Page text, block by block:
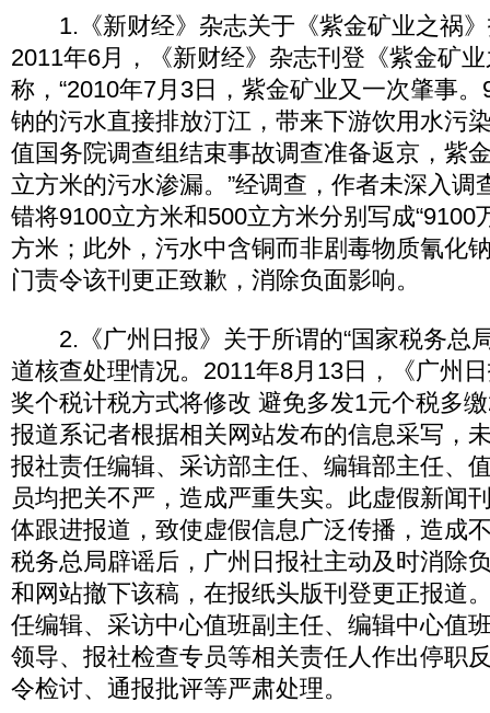
1.《新财经》杂志关于《紫金矿业之祸》
2011年6月，《新财经》杂志刊登《紫金矿
称，“2010年7月3日，紫金矿业又一次肇事
钠的污水直接排放汀江，带来下游饮用水污
值国务院调查组结束事故调查准备返京，紫
立方米的污水渗漏。”经调查，作者未深入调
错将9100立方米和500立方米分别写成“9100
方米；此外，污水中含铜而非剧毒物质氰化
门责令该刊更正致歉，消除负面影响。
2.《广州日报》关于所谓的“国家税务总
道核查处理情况。2011年8月13日，《广州
奖个税计税方式将修改 避免多发1元个税多
报道系记者根据相关网站发布的信息采写，
报社责任编辑、采访部主任、编辑部主任、
员均把关不严，造成严重失实。此虚假新闻
体跟进报道，致使虚假信息广泛传播，造成
税务总局辟谣后，广州日报社主动及时消除
和网站撤下该稿，在报纸头版刊登更正报道
任编辑、采访中心值班副主任、编辑中心值
领导、报社检查专员等相关责任人作出停职
令检讨、通报批评等严肃处理。